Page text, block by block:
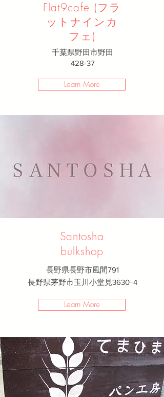
Flat9cafe (フラ
ットナインカ
フェ)
千葉県野田市野田
428-37
Learn More
Santosha
bulkshop
長野県長野市風間791
長野県茅野市玉川小堂見3630−4
Learn More